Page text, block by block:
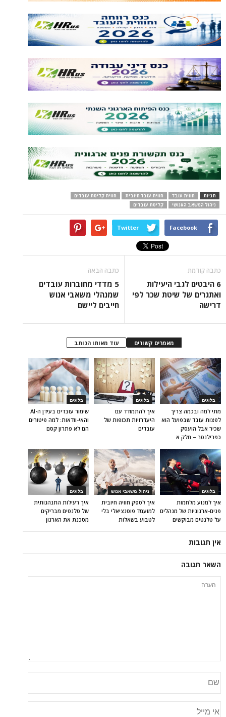
תגיות חווית עובד חווית עובד חיובית
חווית קליטת עובדים
ניהול המשאב האנושי
קליטת עובדים
Facebook
Twitter
כתבה קודמת
6 היבטים לגבי היעילות
ואתגרים של שיטת שכר לפי
דרישה
כתבה הבאה
5 מדדי מחוברות עובדים
שמנהלי משאבי אנוש
חייבים ליישם
מאמרים קשורים עוד מאותו הכותב
בלוגים
שימור עובדים בעידן ה-AI
והאי-וודאות: למה פיטורים
הם לא פתרון קסם
בלוגים
איך להתמודד עם
היעדרויות תכופות של
עובדים
בלוגים
מתי למה ובכמה צריך
לפצות עובד שבפועל הוא
שכיר אבל הועסק
כפרילנסר – חלק א
בלוגים
איך רעילות התנהגותית
של טלנטים מבריקים
מסכנת את הארגון
ניהול משאבי אנוש
איך לספק חוויה חיובית
למועמד פוטנציאלי בלי
לטבוע בשאלות
בלוגים
איך למנוע מלחמות
פנים-ארגוניות של מנהלים
על טלנטים מבוקשים
אין תגובות
השאר תגובה